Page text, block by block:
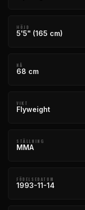
HÖJD
5'5" (165 cm)
NÅ
68 cm
VIKT
Flyweight
STÄLLNING
MMA
FÖDELSEDATUM
1993-11-14